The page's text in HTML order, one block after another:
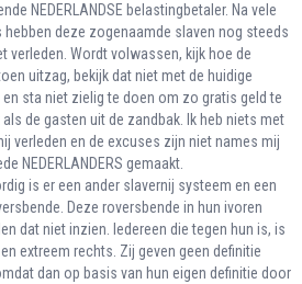
NEDERLANDSE belastingbetaler. Na vele
hebben deze zogenaamde slaven nog steeds
verleden. Wordt volwassen, kijk hoe de
uitzag, bekijk dat niet met de huidige
en sta niet zielig te doen om zo gratis geld te
als de gasten uit de zandbak. Ik heb niets met
verleden en de excuses zijn niet names mij
NEDERLANDERS gemaakt.
is er een ander slavernij systeem en een
Deze roversbende in hun ivoren
dat niet inzien. Iedereen die tegen hun is, is
extreem rechts. Zij geven geen definitie
dan op basis van hun eigen definitie door